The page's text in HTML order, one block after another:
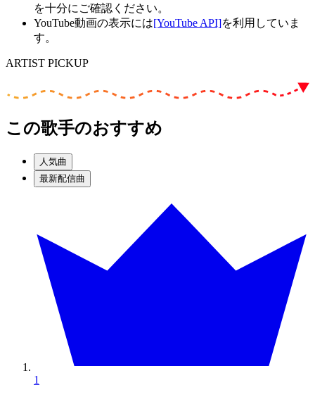
を十分にご確認ください。
YouTube動画の表示には[YouTube API]を利用していま
す。
ARTIST PICKUP
この歌手のおすすめ
人気曲
最新配信曲
1